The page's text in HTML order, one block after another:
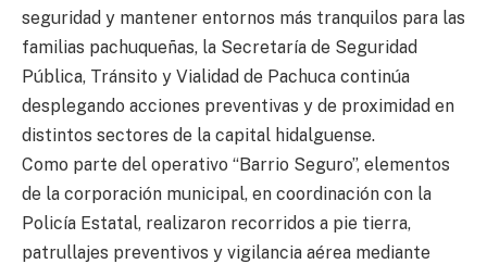
seguridad y mantener entornos más tranquilos para las
familias pachuqueñas, la Secretaría de Seguridad
Pública, Tránsito y Vialidad de Pachuca continúa
desplegando acciones preventivas y de proximidad en
distintos sectores de la capital hidalguense.
Como parte del operativo “Barrio Seguro”, elementos
de la corporación municipal, en coordinación con la
Policía Estatal, realizaron recorridos a pie tierra,
patrullajes preventivos y vigilancia aérea mediante